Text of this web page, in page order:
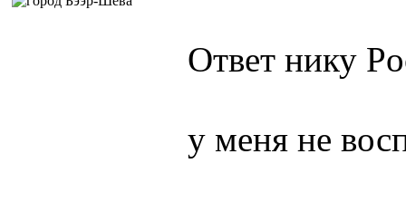
Ответ нику
у меня не